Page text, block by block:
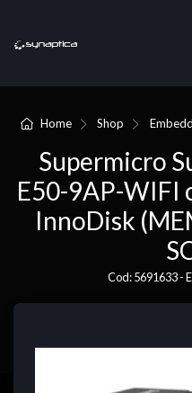
Home Shop
Supermicro
E50-9AP-WIFI
InnoDisk
Cod: 5691633 -